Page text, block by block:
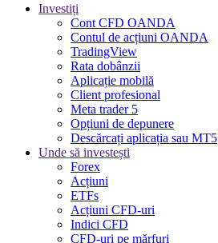
Investiți
Cont CFD OANDA
Contul de acțiuni OANDA
TradingView
Rata dobânzii
Aplicație mobilă
Client profesional
Meta trader 5
Opțiuni de depunere
Descărcați aplicația sau MT5
Unde să investești
Forex
Acțiuni
ETFs
Acțiuni CFD-uri
Indici CFD
CFD-uri pe mărfuri